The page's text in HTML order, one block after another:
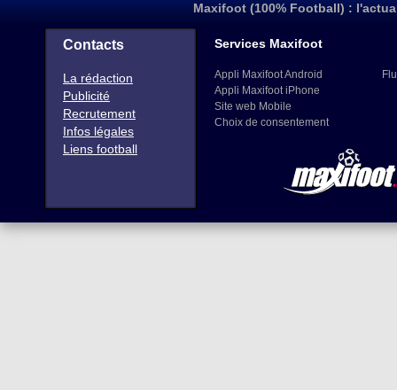
Maxifoot (100% Football) :
Contacts
La rédaction
Publicité
Recrutement
Infos légales
Liens football
Services Maxifoot
Appli Maxifoot Android
Appli Maxifoot iPhone
Site web Mobile
Choix de consentement